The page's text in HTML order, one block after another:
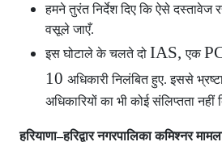
हमने तुरंत निर्देश दिए कि ऐसे दस्तावेज
वसूले जाएँ.
इस घोटाले के चलते दो IAS,एक
10 अधिकारी निलंबित हुए. इससे
अधिकारियों का भी कोई संलिप्तता नहीं
हरियाणा–हरिद्वार नगरपालिका कमिश्नर